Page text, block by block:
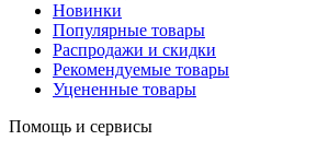
Новинки
Популярные товары
Распродажи и скидки
Рекомендуемые товары
Уцененные товары
Помощь и сервисы